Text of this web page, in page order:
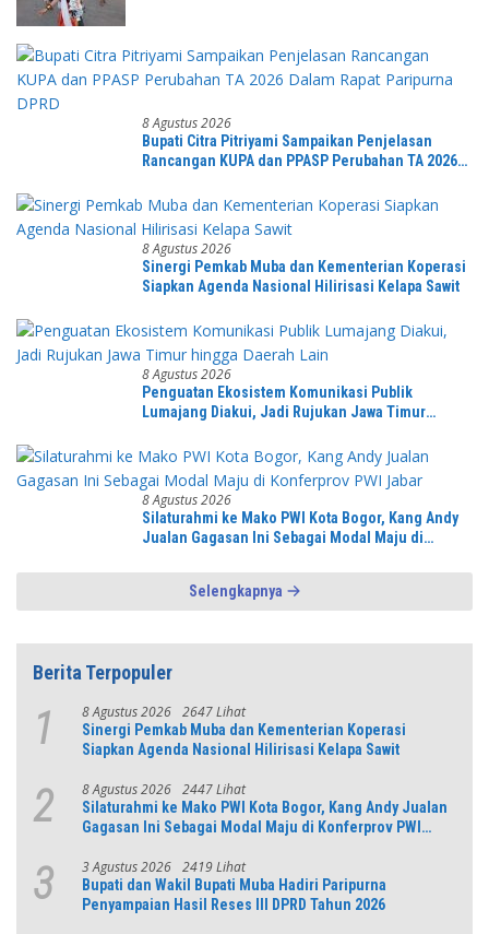
8 Agustus 2026
Bupati Citra Pitriyami Sampaikan Penjelasan
Rancangan KUPA dan PPASP Perubahan TA 2026
8 Agustus 2026
Sinergi Pemkab Muba dan Kementerian Koperasi
Siapkan Agenda Nasional Hilirisasi Kelapa Sawit
8 Agustus 2026
Penguatan Ekosistem Komunikasi Publik
Lumajang Diakui, Jadi Rujukan Jawa Timur
8 Agustus 2026
Silaturahmi ke Mako PWI Kota Bogor, Kang Andy
Jualan Gagasan Ini Sebagai Modal Maju di
Selengkapnya
Berita Terpopuler
1 8 Agustus 2026 2647 Lihat
Sinergi Pemkab Muba dan Kementerian Koperasi
Siapkan Agenda Nasional Hilirisasi Kelapa Sawit
2 8 Agustus 2026 2447 Lihat
Silaturahmi ke Mako PWI Kota Bogor, Kang Andy Jualan
Gagasan Ini Sebagai Modal Maju di Konferprov PWI
3 3 Agustus 2026 2419 Lihat
Bupati dan Wakil Bupati Muba Hadiri Paripurna
Penyampaian Hasil Reses III DPRD Tahun 2026